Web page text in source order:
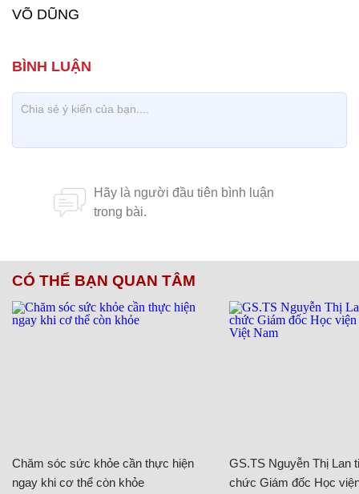
VÕ DŨNG
CÓ THỂ BẠN QUAN TÂM
Chăm sóc sức khỏe cần thực hiện
ngay khi cơ thể còn khỏe
GS.TS Nguyễn Thị Lan
chức Giám đốc Học